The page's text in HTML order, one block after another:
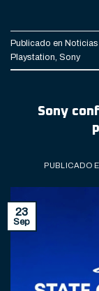
Publicado en
Playstation Sony
Sony
PUBLICADO
23
Sep